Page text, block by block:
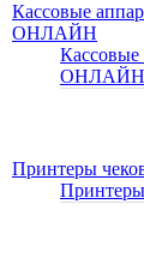
Кассовые
ОНЛАЙН
Кассовые
ОНЛАЙН
Принтеры
Принтеры